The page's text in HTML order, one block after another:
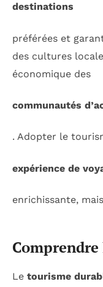
destinations
préférées et
des cultures
économique des
communautés
. Adopter le
expérience de
enrichissante,
Le tourisme